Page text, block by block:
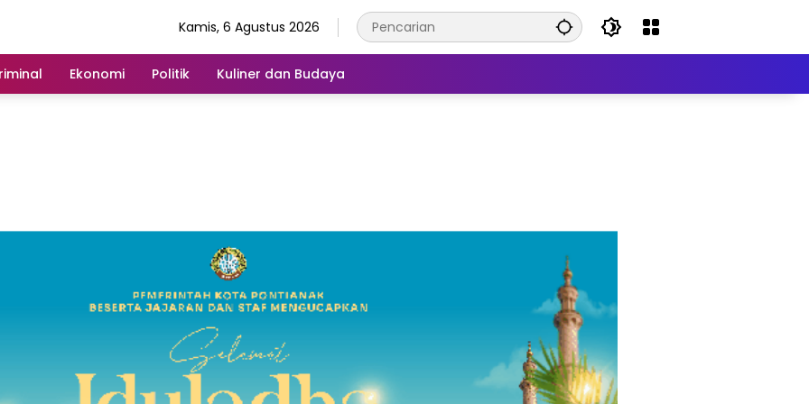
Kamis, 6 Agustus 2026
Ekonomi Politik Kuliner dan Budaya